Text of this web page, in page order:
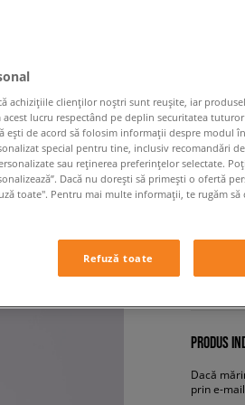
femei,
179,99
PRODUS
Dacă
prin e-
achizițiile clienților noștri sunt reușite, iar
lucru respectând pe deplin securitatea
ești de acord să folosim informații despre modul
special pentru tine, inclusiv recomandări
sau reținerea preferințelor selectate.
Dacă nu dorești să primești o ofertă
toate". Pentru mai multe informații, te rugăm să
Refuză toate